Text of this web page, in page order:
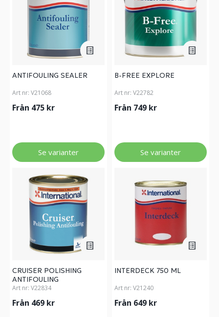
ANTIFOULING SEALER
Art nr: V21068
Från 475 kr
Se varianter
B-FREE EXPLORE
Art nr: V22782
Från 749 kr
Se varianter
CRUISER POLISHING
ANTIFOULING
Art nr: V22834
Från 469 kr
INTERDECK 750 ML
Art nr: V21240
Från 649 kr